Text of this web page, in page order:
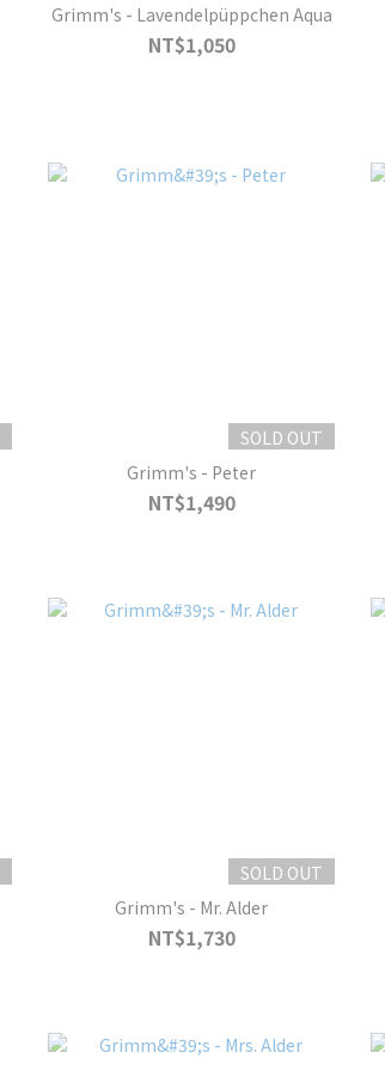
Grimm's - Lavendelpüppchen Aqua
NT$1,050
SOLD OUT
Grimm's - Peter
NT$1,490
SOLD OUT
Grimm's - Mr. Alder
NT$1,730